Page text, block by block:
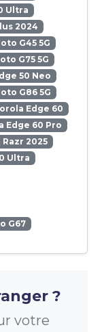
Ultra
2024
G45 5G
G75 5G
50 Neo
G86 5G
Edge 60
Edge 60 Pro
2025
Ultra
G67
?
votre